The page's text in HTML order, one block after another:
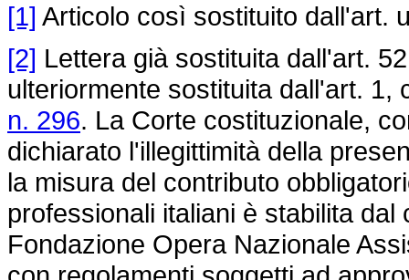
[1] Articolo così sostituito dall'art.
[2] Lettera già sostituita dall'art.
ulteriormente sostituita dall'art. 1,
n. 296. La Corte costituzionale,
dichiarato l'illegittimità della
la misura del contributo
professionali italiani è stabilita
Fondazione Opera Nazionale